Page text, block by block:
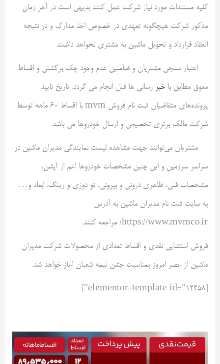
کلیه مستندات مورد نیاز شرکت عمل کنند بدیهی است در آخر زمان
مذکور شرکت هیچگونه تعهدی در خصوص اخذ مدارک و در نتیجه
انعقاد قرارداد و تحویل ماشین به مشتری نخواهد داشت.
اعتبار سنجی مشتریان و ضامنین عدم وجود چک برگشتی و اقساط
معوق مطابق با خبر رسانی ها قبل انجام می گردد. تاریخ تایید
پرونده‌های متقاضیان ثبت نام فروش mvm با اقساط ۶۰ ماهه توسط
شرکت مالک برتری تخصیص و ارسال خودروها می باشد.
مشتریان می‌توانند جهت مشاهده لیست نمایندگی مدیران ماشین در
سراسر سرزمین و این چنین مشخصات خودروها اعم از آپشن،
مشخصات فنی، ظاهری درونی و بیرونی، تو دوزی و رینگ، ابعاد و…
به سایت ثبت نام مدیران ماشین به آدرس
https://www.mvmco.ir/ مراجعه کنند.
فروش استثنایی نقدی و اقساط تعدادی از محصولات شرکت مدیران
ماشین از عصر امروز بمناسبت جشن نیمه شعبان اغاز خواهد شد.